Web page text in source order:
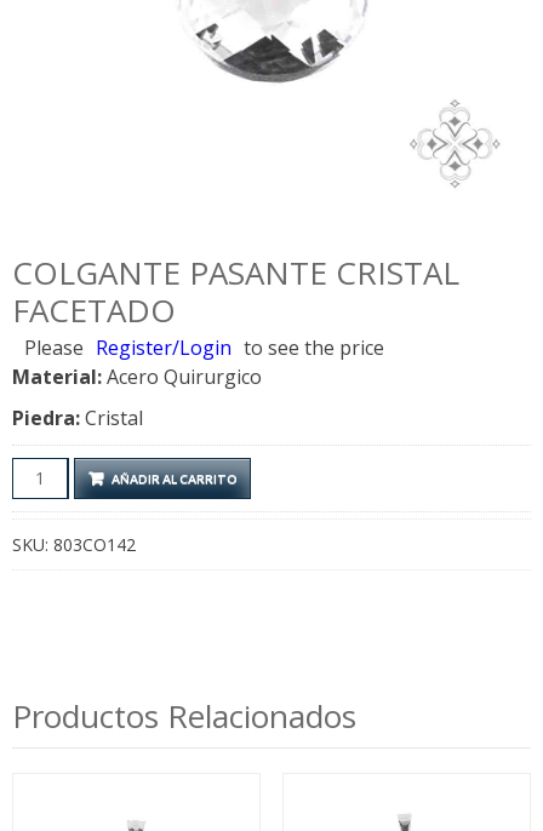
COLGANTE PASANTE CRISTAL
FACETADO
Please Register/Login to see the price
Material:Acero Quirurgico
Piedra:Cristal
Colgante
Pasante
Facetado
AÑADIR AL CARRITO
SKU: 803CO142
Productos Relacionados